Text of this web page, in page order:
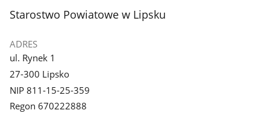
stopka
Starostwo Powiatowe w Lipsku
ADRES
ul. Rynek 1
27-300 Lipsko
NIP 811-15-25-359
Regon 670222888